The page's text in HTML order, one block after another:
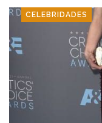
CELEBRIDADES